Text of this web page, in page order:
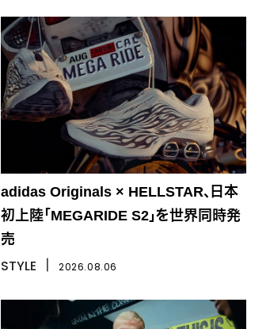
adidas Originals × HELLSTAR、日本
初上陸「MEGARIDE S2」を世界同時発
売
STYLE 2026.08.06